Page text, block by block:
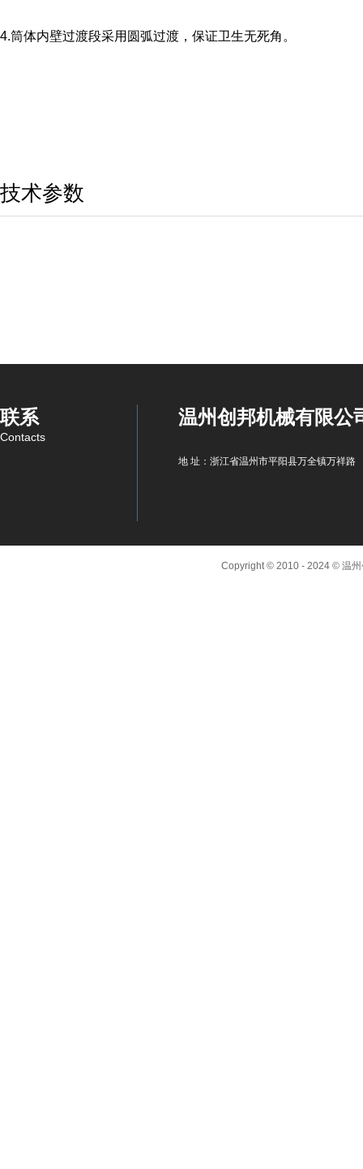
4.筒体内壁过渡段采用圆弧过渡，保证卫生无死角。
技术参数
联系
Contacts
温州创邦机械有限公
地 址：浙江省温州市平阳县万全镇万祥路
Copyright © 2010 - 2024 © 温